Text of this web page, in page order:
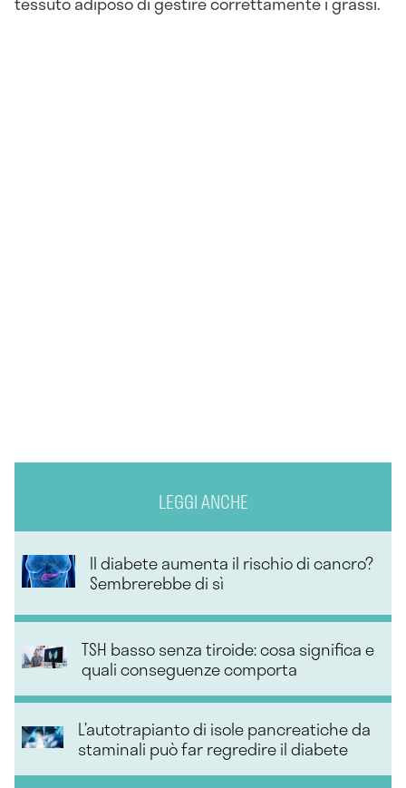
LEGGI ANCHE
Il diabete aumenta il rischio di cancro?
Sembrerebbe di sì
TSH basso senza tiroide: cosa significa e
quali conseguenze comporta
L’autotrapianto di isole pancreatiche da
staminali può far regredire il diabete